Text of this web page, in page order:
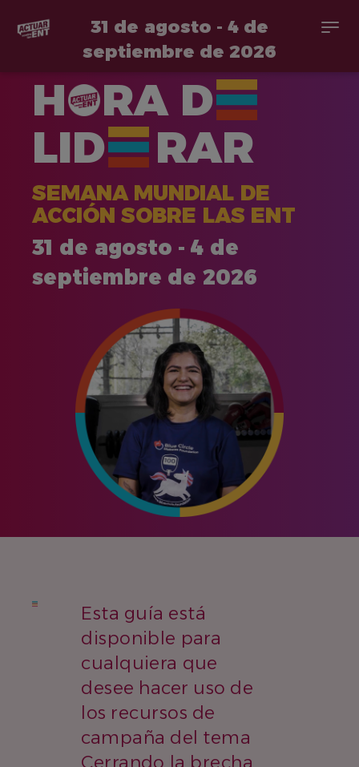
contenido
31 de agosto - 4 de
septiembre de 2026
H RA D
LID
RAR
SEMANA MUNDIAL DE
ACCIÓN SOBRE LAS ENT
31 de agosto - 4 de
septiembre de 2026
Esta guía está
disponible para
cualquiera que
desee hacer uso de
los recursos de
campaña del tema
Cerrando la brecha